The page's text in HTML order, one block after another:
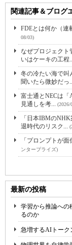
関連記事＆ブログ
FDEとは何か（連
08/03)
なぜプロジェクト
いはケーキの工程
冬の冷たい海で叫
聞いたら微妙だっ
富士通とNECは
見通しを考... (2026/
「日本IBMの
退時代のリスク...
「プロンプトが
ンタープライズ)
最新の投稿
学習から推論への
るのか
急増するAIトーク